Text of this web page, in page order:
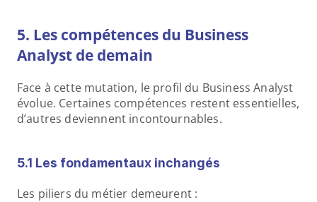
5. Les compétences du Business
Analyst de demain
Face à cette mutation, le profil du Business Analyst
évolue. Certaines compétences restent essentielles,
d’autres deviennent incontournables.
5.1 Les fondamentaux inchangés
Les piliers du métier demeurent :